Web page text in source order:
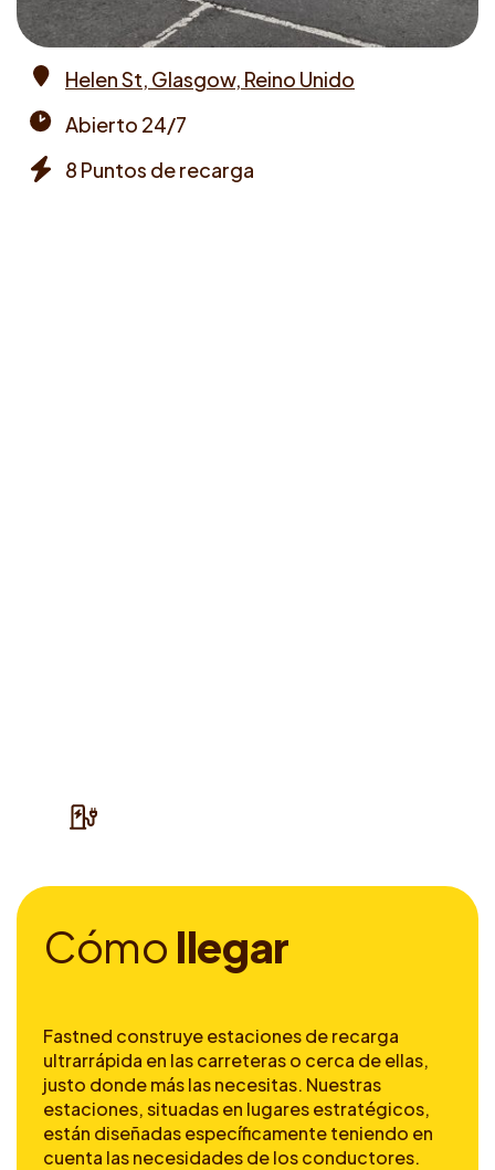
Helen St, Glasgow, Reino Unido
times
Abierto 24/7
8 Puntos de recarga
Cómo llegar
Fastned construye estaciones de recarga
ultrarrápida en las carreteras o cerca de ellas,
justo donde más las necesitas. Nuestras
estaciones, situadas en lugares estratégicos,
están diseñadas específicamente teniendo en
cuenta las necesidades de los conductores.